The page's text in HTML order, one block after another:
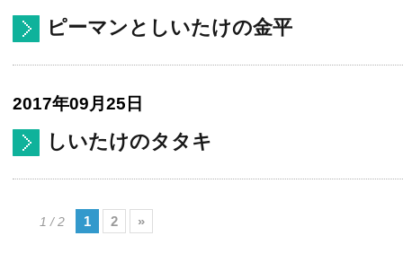
ピーマンとしいたけの金平
2017年09月25日
しいたけのタタキ
1 / 2 1 2 »